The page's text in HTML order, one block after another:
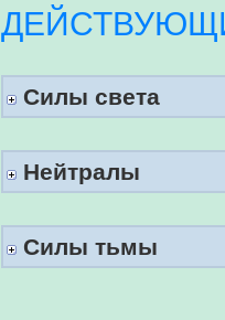
Силы света
Нейтралы
Силы тьмы